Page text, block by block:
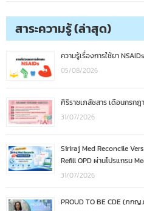
สาระความรู้ (ล่าสุด)
ความรู้เรื่องการใช้ยา NSAIDs
05/08/2026
ศิริราชเภสัชสาร เดือนกรกฎ
31/07/2026
Siriraj Med Reconcile
Refill OPD ผ่านโปรแกรม
31/07/2026
PROUD TO BE CDE (ภ